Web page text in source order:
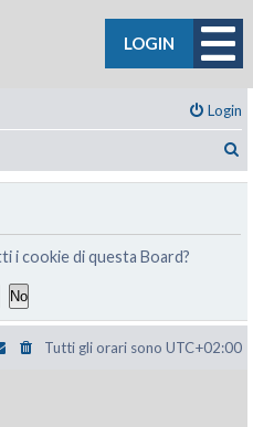
LOGIN
Login
i cookie di questa Board?
Tutti gli orari sono UTC+02:00